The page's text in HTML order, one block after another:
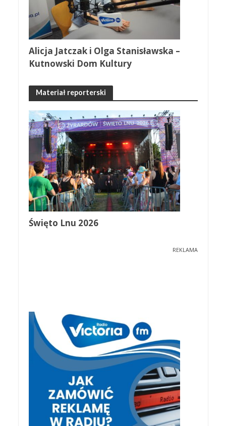
Alicja Jatczak i Olga Stanisławska –
Kutnowski Dom Kultury
Materiał reporterski
Święto Lnu 2026
REKLAMA